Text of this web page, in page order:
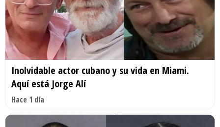
Inolvidable actor cubano y su vida en Miami.
Aquí está Jorge Alí
Hace 1 día